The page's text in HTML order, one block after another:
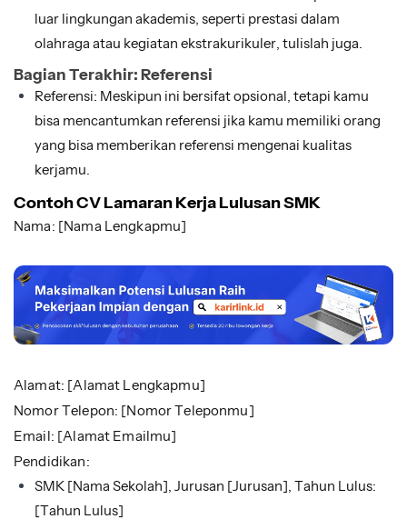
luar lingkungan akademis, seperti prestasi dalam
olahraga atau kegiatan ekstrakurikuler, tulislah juga.
Bagian Terakhir: Referensi
Referensi: Meskipun ini bersifat opsional, tetapi kamu
bisa mencantumkan referensi jika kamu memiliki orang
yang bisa memberikan referensi mengenai kualitas
kerjamu.
Contoh CV Lamaran Kerja Lulusan SMK
Nama: [Nama Lengkapmu]
Alamat: [Alamat Lengkapmu]
Nomor Telepon: [Nomor Teleponmu]
Email: [Alamat Emailmu]
Pendidikan:
SMK [Nama Sekolah], Jurusan [Jurusan], Tahun Lulus:
[Tahun Lulus]